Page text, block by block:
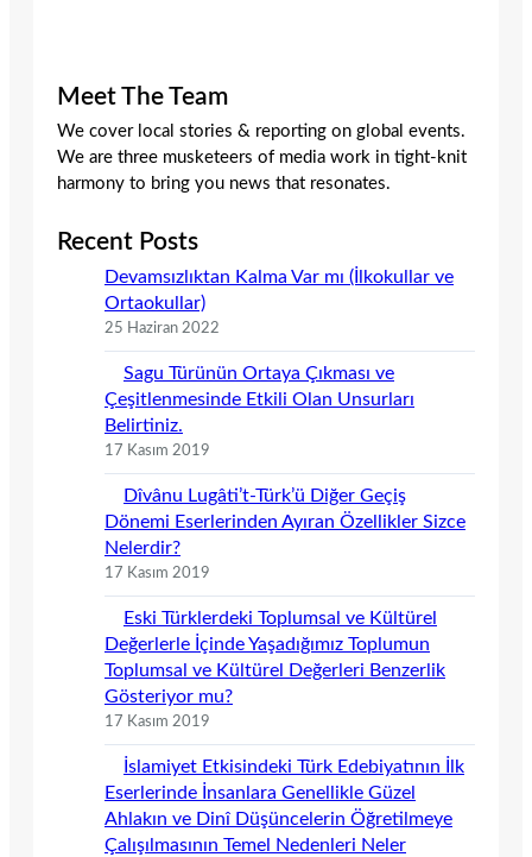
Meet The Team
We cover local stories & reporting on global events.
We are three musketeers of media work in tight-knit
harmony to bring you news that resonates.
Recent Posts
Devamsızlıktan Kalma Var mı (İlkokullar ve
Ortaokullar)
25 Haziran 2022
Sagu Türünün Ortaya Çıkması ve
Çeşitlenmesinde Etkili Olan Unsurları
Belirtiniz.
17 Kasım 2019
Dîvânu Lugâti’t-Türk’ü Diğer Geçiş
Dönemi Eserlerinden Ayıran Özellikler Sizce
Nelerdir?
17 Kasım 2019
Eski Türklerdeki Toplumsal ve Kültürel
Değerlerle İçinde Yaşadığımız Toplumun
Toplumsal ve Kültürel Değerleri Benzerlik
Gösteriyor mu?
17 Kasım 2019
İslamiyet Etkisindeki Türk Edebiyatının İlk
Eserlerinde İnsanlara Genellikle Güzel
Ahlakın ve Dinî Düşüncelerin Öğretilmeye
Çalışılmasının Temel Nedenleri Neler